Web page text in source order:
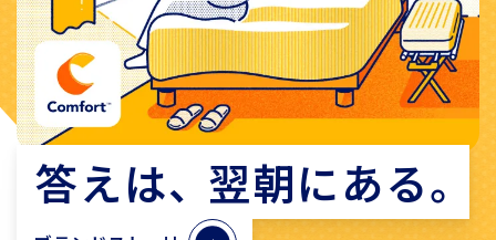
答えは、翌朝にある。